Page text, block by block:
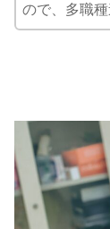
ので、多職種